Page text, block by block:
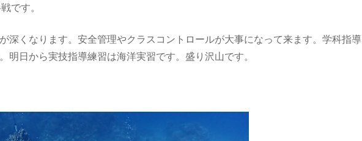
です。
深くなります。安全管理やクラスコントロールが大事になって来ます。学科指導
明日から実技指導練習は海洋実習です。盛り沢山です。